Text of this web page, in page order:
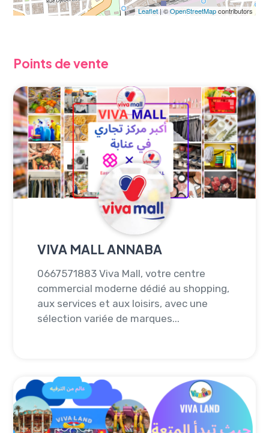
Leaflet| ©OpenStreetMapcontributors
Points de vente
VIVA MALL ANNABA
0667571883 Viva Mall, votre centre
commercial moderne dédié au shopping,
aux services et aux loisirs, avec une
sélection variée de marques...